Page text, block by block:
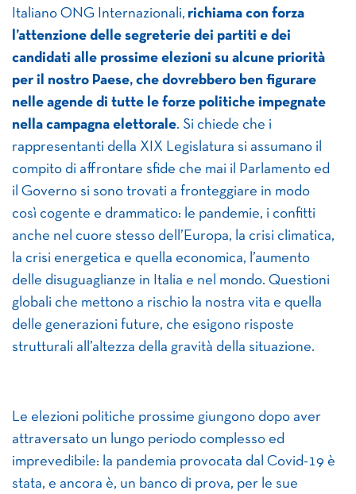
Italiano ONG Internazionali, richiama con forza
l’attenzione delle segreterie dei partiti e dei
candidati alle prossime elezioni su alcune priorità
per il nostro Paese, che dovrebbero ben figurare
nelle agende di tutte le forze politiche impegnate
nella campagna elettorale. Si chiede che i
rappresentanti della XIX Legislatura si assumano il
compito di affrontare sfide che mai il Parlamento ed
il Governo si sono trovati a fronteggiare in modo
così cogente e drammatico: le pandemie, i confitti
anche nel cuore stesso dell’Europa, la crisi climatica,
la crisi energetica e quella economica, l’aumento
delle disuguaglianze in Italia e nel mondo. Questioni
globali che mettono a rischio la nostra vita e quella
delle generazioni future, che esigono risposte
strutturali all’altezza della gravità della situazione.
Le elezioni politiche prossime giungono dopo aver
attraversato un lungo periodo complesso ed
imprevedibile: la pandemia provocata dal Covid-19 è
stata, e ancora è, un banco di prova, per le sue